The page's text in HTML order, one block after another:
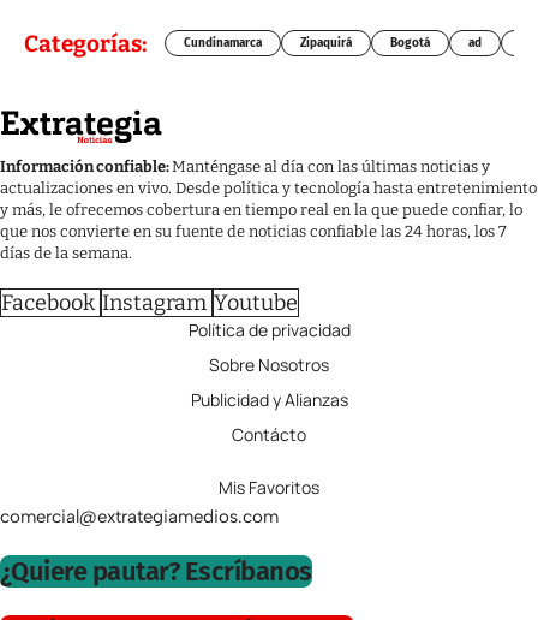
Categorías: Cundinamarca Zipaquirá Bogotá ad
Información confiable:Manténgase al día con las últimas noticias y
actualizaciones en vivo. Desde política y tecnología hasta entretenimiento
y más, le ofrecemos cobertura en tiempo real en la que puede confiar, lo
que nos convierte en su fuente de noticias confiable las 24 horas, los 7
días de la semana.
Facebook Instagram Youtube
Política de privacidad
Sobre Nosotros
Publicidad y Alianzas
Contácto
Mis Favoritos
comercial@extrategiamedios.com
¿Quiere pautar? Escríbanos